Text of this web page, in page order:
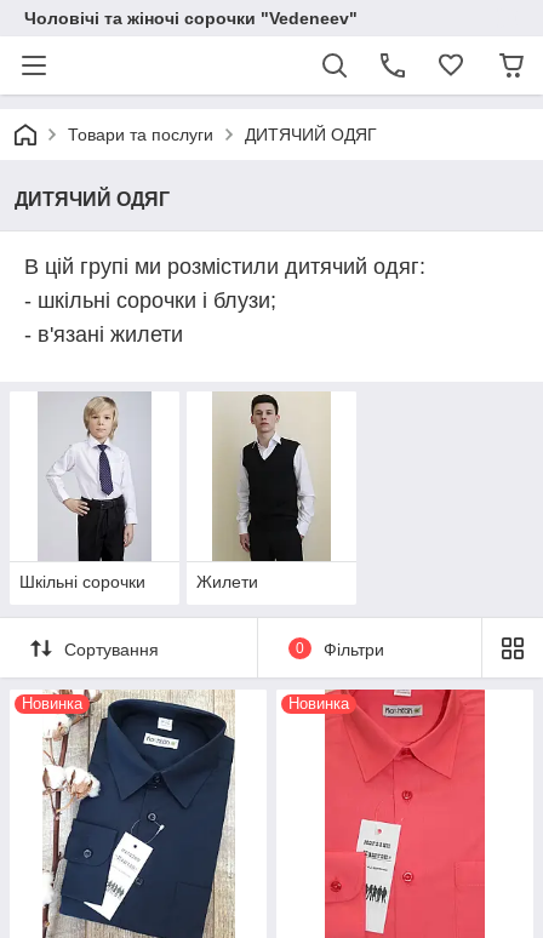
Чоловічі та жіночі сорочки "Vedeneev"
Товари та послуги ДИТЯЧИЙ ОДЯГ
ДИТЯЧИЙ ОДЯГ
В цій групі ми розмістили дитячий одяг:
- шкільні сорочки і блузи;
- в'язані жилети
Шкільні сорочки Жилети
Сортування 0 Фільтри
Новинка Новинка